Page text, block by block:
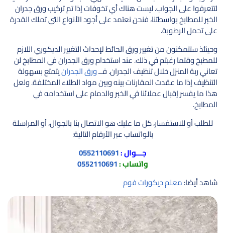
لتتعرفوا على الجواب. ليست هناك أي تخوفات إذا تم تركيب ورق جدران
الخبر للمطابخ بواسطتنا، فنحن نعتمد على أجود الأنواع التي تملك القدرة
على تحمل الرطوبة.
وحينئذ ستتمكنون من تغيير ورق الحائط لإحداث التغيير الديكوري اللازم
للمطبخ وقتما رغبتم في ذلك. عند استخدام ورق الجدران في المطابخ لن
تعاني ربة المنزل خلال تنظيف الجدران. فــورق الجدرانيتمتع بسهولة
التنظيف إذا ما عقدت المقارنات بينه وبين مواد الطلاء المختلفة. ولعل
هذا ما يفسر إقبال عملائنا في الخبر والدمام على استخدامه في
المطابخ.
للطلب أو للاستفسار، كل ما عليك هو الاتصال بنا بالجوال، أو المراسلة
بالواتساب عبر الأرقام التالية:
جـــوال :0552110691
واتساب :
شاهد أيضا:معلم ديكورات فوم